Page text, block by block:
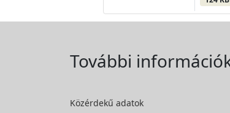
További
Közérdekű adatok